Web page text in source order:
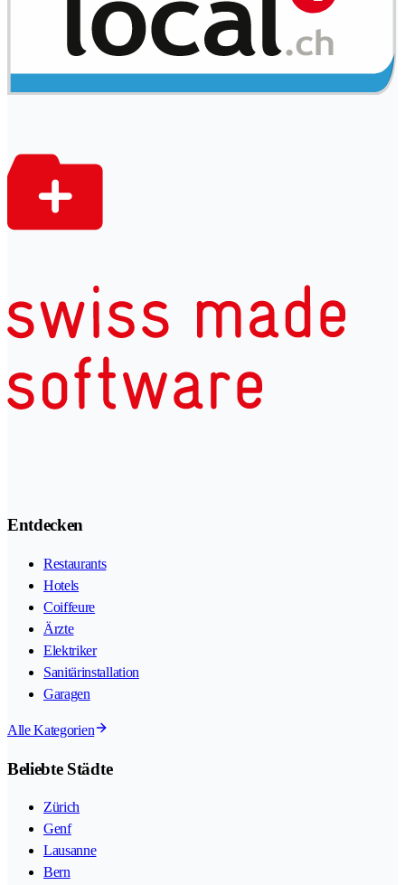
Entdecken
Restaurants
Hotels
Coiffeure
Ärzte
Elektriker
Sanitärinstallation
Garagen
Alle Kategorien
Beliebte Städte
Zürich
Genf
Lausanne
Bern